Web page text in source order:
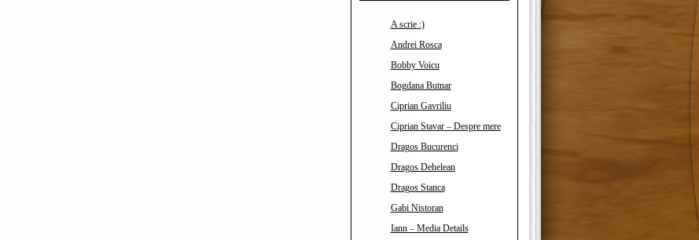
A scrie :)
Andrei Rosca
Bobby Voicu
Bogdana Butnar
Ciprian Gavriliu
Ciprian Stavar – Despre mere
Dragos Bucurenci
Dragos Dehelean
Dragos Stanca
Gabi Nistoran
Iann – Media Details